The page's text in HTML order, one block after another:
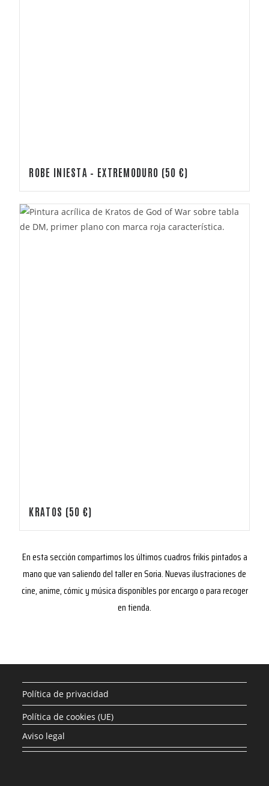
ROBE INIESTA – EXTREMODURO (50 €)
KRATOS (50 €)
En esta sección compartimos los últimos cuadros frikis pintados a
mano que van saliendo del taller en Soria. Nuevas ilustraciones de
cine, anime, cómic y música disponibles por encargo o para recoger
en tienda.
Política de privacidad
Política de cookies (UE)
Aviso legal